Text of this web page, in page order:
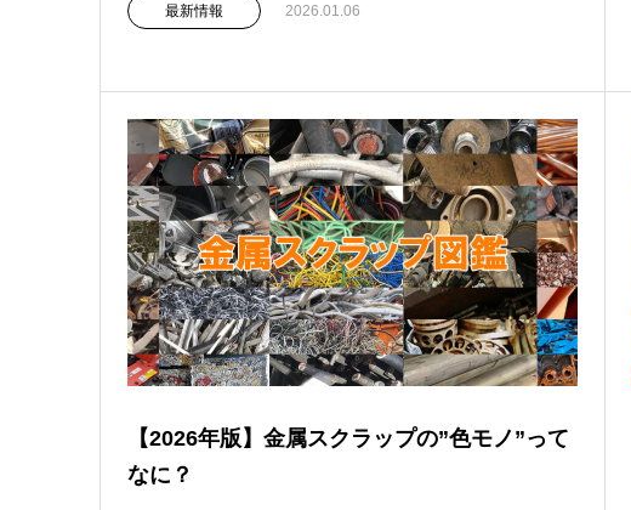
最新情報 2026.01.06
【2026年版】金属スクラップの”色モノ”って
なに？